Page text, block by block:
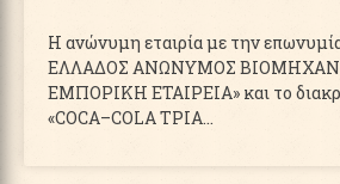
Η ανώνυμη εταιρία με την
ΕΛΛΑΔΟΣ ΑΝΩΝΥΜΟΣ
ΕΜΠΟΡΙΚΗ ΕΤΑΙΡΕΙΑ» και το
«COCA–COLA ΤΡΙΑ